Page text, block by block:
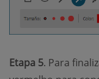
Etapa 5. Para